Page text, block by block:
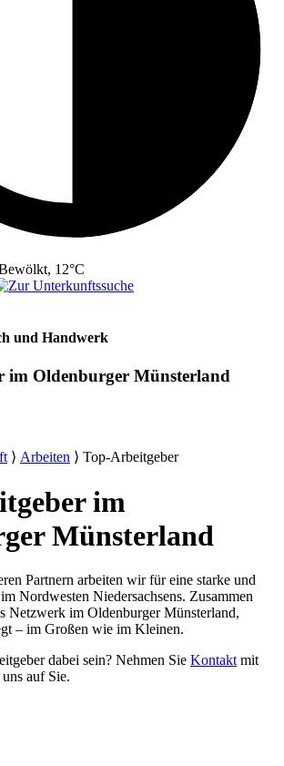
12°C
und Handwerk
im Oldenburger Münsterland
⟩ Arbeiten ⟩ Top-Arbeitgeber
im
Münsterland
Partnern arbeiten wir für eine starke und
Nordwesten Niedersachsens. Zusammen
Netzwerk im Oldenburger Münsterland,
– im Großen wie im Kleinen.
dabei sein? Nehmen Sie Kontakt mit
auf Sie.